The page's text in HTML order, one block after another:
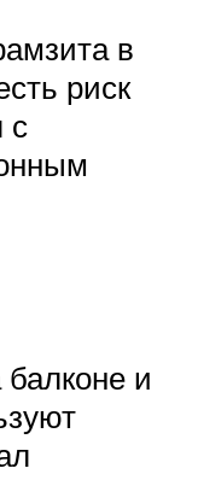
в
риск
с
и